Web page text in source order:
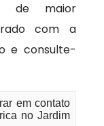
de maior
com a
e consulte-
em contato
no Jardim